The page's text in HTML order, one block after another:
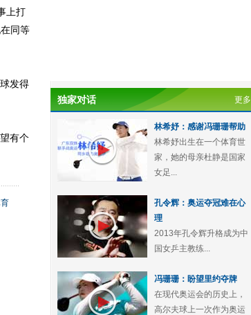
上打
同等
发得
有个
独家对话 更多
林希妤：感谢冯珊珊帮助
林希妤出生在一个体育世
家，她的母亲杜静是国家
女足...
孔令辉：奥运夺冠难在心
理
2013年孔令辉升格成为中
国女乒主教练...
冯珊珊：盼望里约夺牌
在现代奥运会的历史上，
高尔夫球上一次作为奥运